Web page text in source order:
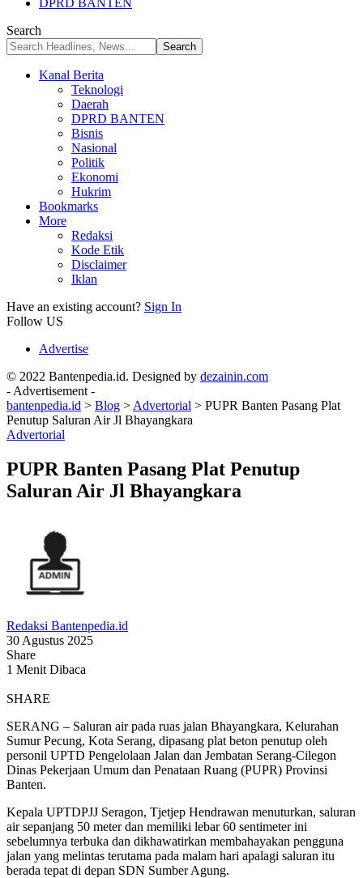
DPRD BANTEN
Search
Kanal Berita
Teknologi
Daerah
DPRD BANTEN
Bisnis
Nasional
Politik
Ekonomi
Hukrim
Bookmarks
More
Redaksi
Kode Etik
Disclaimer
Iklan
Have an existing account? Sign In
Follow US
Advertise
© 2022 Bantenpedia.id. Designed by dezainin.com
- Advertisement -
bantenpedia.id > Blog > Advertorial > PUPR Banten Pasang Plat
Penutup Saluran Air Jl Bhayangkara
Advertorial
PUPR Banten Pasang Plat Penutup
Saluran Air Jl Bhayangkara
Redaksi Bantenpedia.id
30 Agustus 2025
Share
1 Menit Dibaca
SHARE
SERANG – Saluran air pada ruas jalan Bhayangkara, Kelurahan
Sumur Pecung, Kota Serang, dipasang plat beton penutup oleh
personil UPTD Pengelolaan Jalan dan Jembatan Serang-Cilegon
Dinas Pekerjaan Umum dan Penataan Ruang (PUPR) Provinsi
Banten.
Kepala UPTDPJJ Seragon, Tjetjep Hendrawan menuturkan, saluran
air sepanjang 50 meter dan memiliki lebar 60 sentimeter ini
sebelumnya terbuka dan dikhawatirkan membahayakan pengguna
jalan yang melintas terutama pada malam hari apalagi saluran itu
berada tepat di depan SDN Sumber Agung.